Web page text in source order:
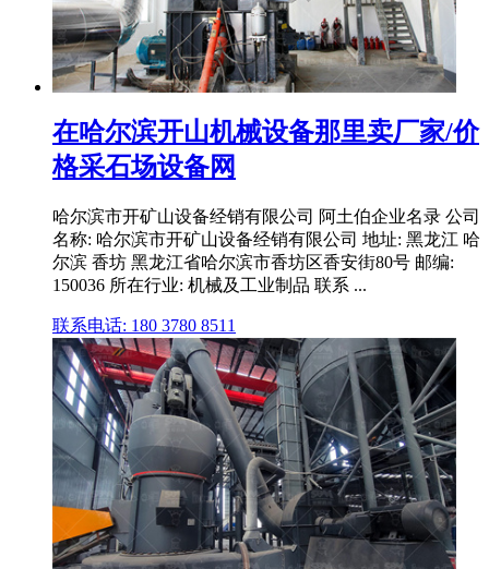
在哈尔滨开山机械设备那里卖厂家/价
格采石场设备网
哈尔滨市开矿山设备经销有限公司 阿土伯企业名录 公司
名称: 哈尔滨市开矿山设备经销有限公司 地址: 黑龙江 哈
尔滨 香坊 黑龙江省哈尔滨市香坊区香安街80号 邮编:
150036 所在行业: 机械及工业制品 联系 ...
联系电话: 180 3780 8511